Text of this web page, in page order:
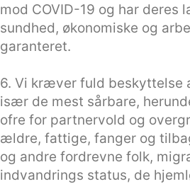
mod COVID-19 og har deres
sundhed, økonomiske og
garanteret.
6. Vi kræver fuld beskyttelse
især de mest sårbare,
ofre for partnervold og
ældre, fattige, fanger og
og andre fordrevne folk,
indvandrings status, de